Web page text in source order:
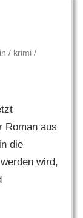
/ krimi /
Roman aus
die
wird,